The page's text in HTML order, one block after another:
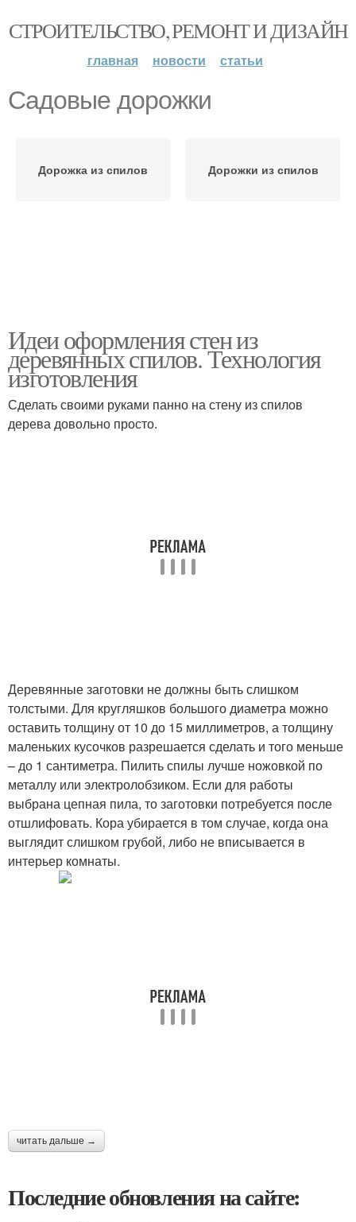
СТРОИТЕЛЬСТВО, РЕМОНТ И ДИЗАЙН
главная новости статьи
Садовые дорожки
Дорожка из спилов Дорожки из спилов
Идеи оформления стен из
деревянных спилов. Технология
изготовления
Сделать своими руками панно на стену из спилов
дерева довольно просто.
Деревянные заготовки не должны быть слишком
толстыми. Для кругляшков большого диаметра можно
оставить толщину от 10 до 15 миллиметров, а толщину
маленьких кусочков разрешается сделать и того меньше
– до 1 сантиметра. Пилить спилы лучше ножовкой по
металлу или электролобзиком. Если для работы
выбрана цепная пила, то заготовки потребуется после
отшлифовать. Кора убирается в том случае, когда она
выглядит слишком грубой, либо не вписывается в
интерьер комнаты.
читать дальше →
Последние обновления на сайте: